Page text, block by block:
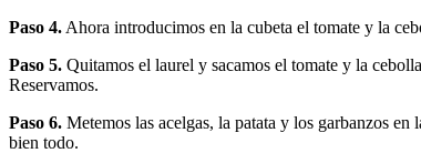
Paso 4. Ahora introducimos en la cubeta el tomate y la
Paso 5. Quitamos el laurel y sacamos el tomate y la
Reservamos.
Paso 6. Metemos las acelgas, la patata y los garbanzos
bien todo.